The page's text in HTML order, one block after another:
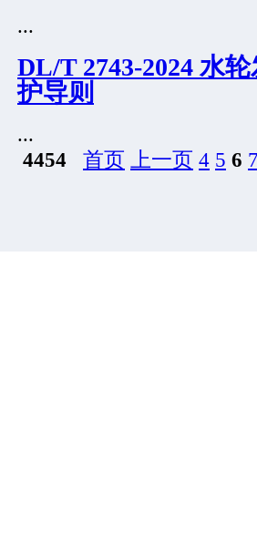
...
DL/T 2743-2024 水
护导则
...
4454
首页 上一页 4 5 6